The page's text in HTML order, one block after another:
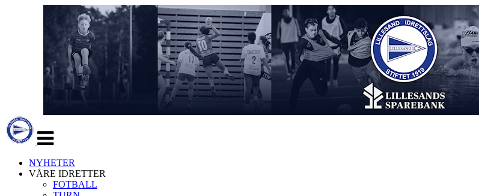
navigasjon
NYHETER
VÅRE IDRETTER
FOTBALL